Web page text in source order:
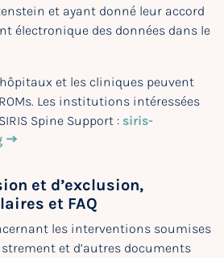
et ayant donné leur accord
électronique des données dans le
et les cliniques peuvent
Les institutions intéressées
Spine Support : siris-
et d’exclusion,
et FAQ
les interventions soumises
et d’autres documents